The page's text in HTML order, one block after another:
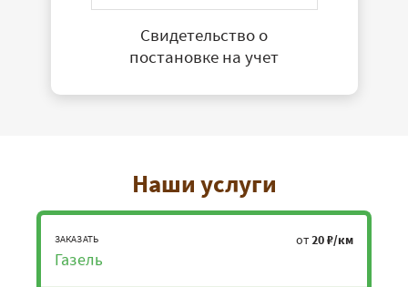
Свидетельство о
постановке на учет
Наши услуги
ЗАКАЗАТЬ
Газель
от20 ₽/км